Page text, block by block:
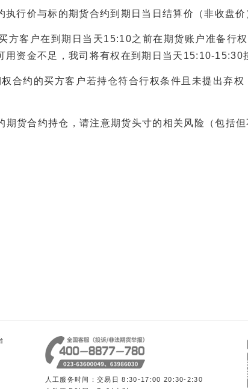
价与标的期货合约到期日当日结算价（非收盘价
客户在到期日当天15:10之前在期货账户准备行
资金不足，我司将有权在到期日当天15:10-15:30
约的买方客户若持仓符合行权条件且未提出弃权
合约持仓，请注意期货头寸的相关风险（包括但
人工服务时间：交易日 8:30-17:00 20:30-2:30